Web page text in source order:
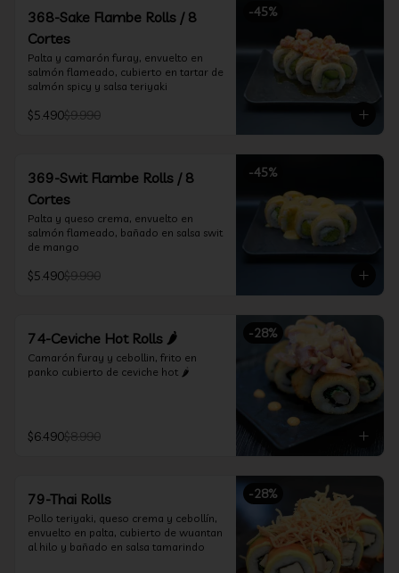
-45%
368-Sake Flambe Rolls / 8
Cortes
Palta y camarón furay, envuelto en
salmón flameado, cubierto en tartar de
salmón spicy y salsa teriyaki
$5.490$9.990
-45%
369-Swit Flambe Rolls / 8
Cortes
Palta y queso crema, envuelto en
salmón flameado, bañado en salsa swit
de mango
$5.490$9.990
-28%
74-Ceviche Hot Rolls 🌶️
Camarón furay y cebollin, frito en
panko cubierto de ceviche hot 🌶️
$6.490$8.990
-28%
79-Thai Rolls
Pollo teriyaki, queso crema y cebollín,
envuelto en palta, cubierto de wuantan
al hilo y bañado en salsa tamarindo